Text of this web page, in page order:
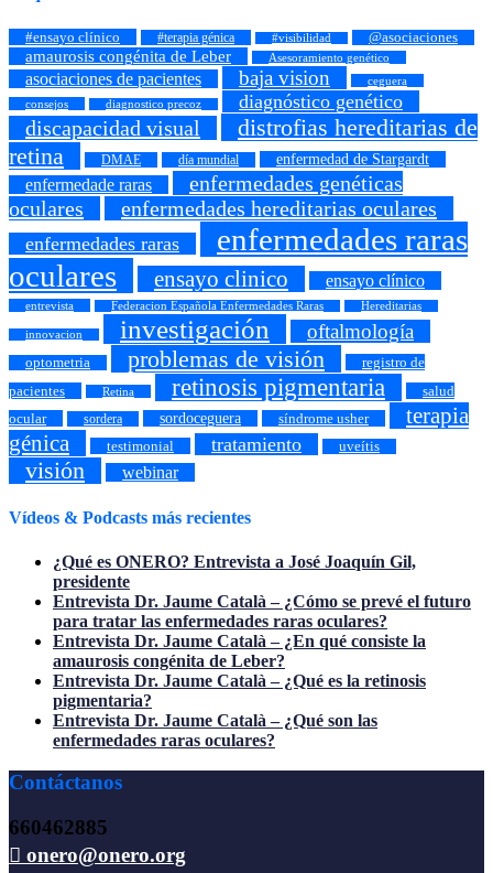
#ensayo clínico #terapia génica #visibilidad @asociaciones
amaurosis congénita de Leber Asesoramiento genético
asociaciones de pacientes baja vision
ceguera
consejos
diagnostico precoz diagnóstico genético
discapacidad visual
distrofias hereditarias de
retina
DMAE día mundial enfermedad de Stargardt
enfermedade raras
enfermedades genéticas
oculares
enfermedades hereditarias oculares
enfermedades raras
enfermedades raras
oculares
ensayo clinico ensayo clínico
entrevista Federacion Española Enfermedades Raras Hereditarias
innovacion investigación oftalmología
optometria problemas de visión
registro de
pacientes
Retina retinosis pigmentaria
salud
ocular
sordera sordoceguera síndrome usher
terapia
génica
testimonial tratamiento uveítis
visión webinar
Vídeos & Podcasts más recientes
¿Qué es ONERO? Entrevista a José Joaquín Gil,
presidente
Entrevista Dr. Jaume Català – ¿Cómo se prevé el futuro
para tratar las enfermedades raras oculares?
Entrevista Dr. Jaume Català – ¿En qué consiste la
amaurosis congénita de Leber?
Entrevista Dr. Jaume Català – ¿Qué es la retinosis
pigmentaria?
Entrevista Dr. Jaume Català – ¿Qué son las
enfermedades raras oculares?
Contáctanos
660462885
onero@onero.org